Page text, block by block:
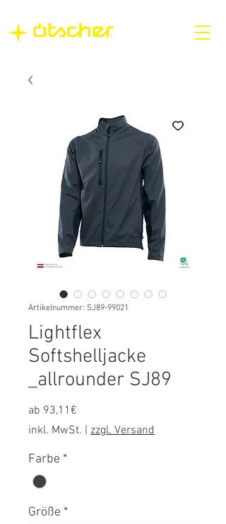
Artikelnummer: SJ89-99021
Lightflex
Softshelljacke
_allrounder SJ89
ab 93,11€
Preis
inkl. MwSt. zzgl. Versand
Farbe *
Größe *